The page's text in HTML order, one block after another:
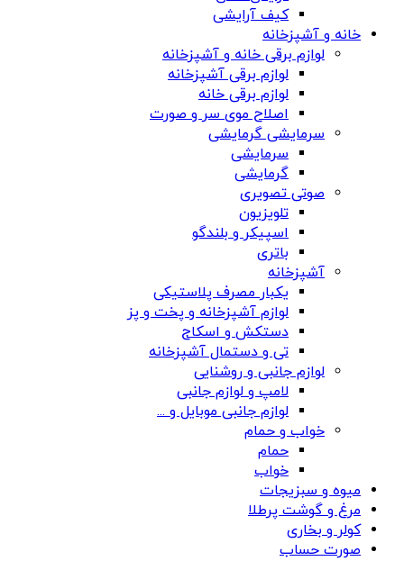
کیف آرایشی
خانه و آشپزخانه
لوازم برقی خانه و آشپزخانه
لوازم برقی آشپزخانه
لوازم برقی خانه
اصلاح موی سر و صورت
سرمایشی گرمایشی
سرمایشی
گرمایشی
صوتی تصویری
تلویزیون
اسپیکر و بلندگو
باتری
آشپزخانه
یکبار مصرف پلاستیکی
لوازم آشپزخانه و پخت و پز
دستکش و اسکاج
تی و دستمال آشپزخانه
لوازم جانبی و روشنایی
لامپ و لوازم جانبی
لوازم جانبی موبایل و ...
خواب و حمام
حمام
خواب
میوه و سبزیجات
مرغ و گوشت پرطلا
کولر و بخاری
صورت حساب